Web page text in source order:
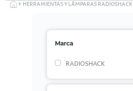
HERRAMIENTAS Y LÁMPARAS RADIOSHACK
Marca
RADIOSHACK